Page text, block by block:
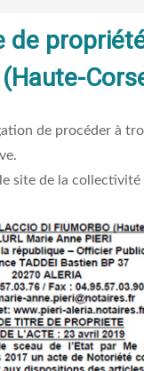
de
de procéder à
site de la collectivité